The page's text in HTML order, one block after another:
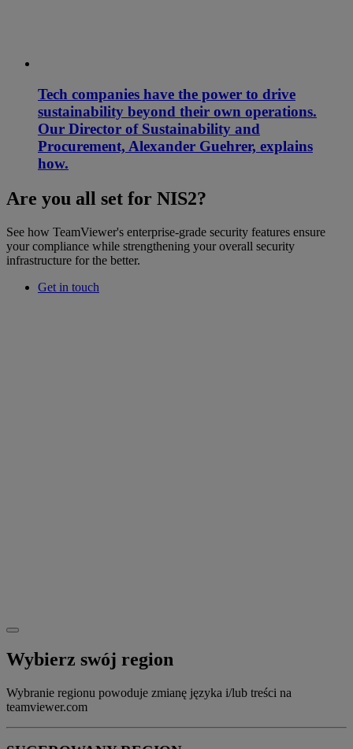
Tech companies have the power to drive
sustainability beyond their own operations.
Our Director of Sustainability and
Procurement, Alexander Guehrer, explains
how.
Are you all set for NIS2?
See how TeamViewer's enterprise-grade security features ensure
your compliance while strengthening your overall security
infrastructure for the better.
Get in touch
Wybierz swój region
Wybranie regionu powoduje zmianę języka i/lub treści na
teamviewer.com